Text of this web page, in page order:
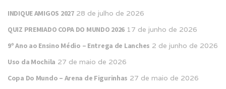
INDIQUE AMIGOS 2027 28 de julho de 2026
QUIZ PREMIADO COPA DO MUNDO 2026 17 de junho de 2026
9º Ano ao Ensino Médio – Entrega de Lanches 2 de junho de 2026
Uso da Mochila 27 de maio de 2026
Copa Do Mundo – Arena de Figurinhas 27 de maio de 2026